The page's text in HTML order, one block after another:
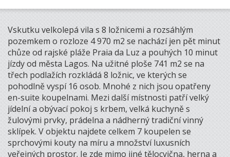
Vskutku velkolepá vila s 8 ložnicemi a rozsáhlým
pozemkem o rozloze 4 970 m2 se nachází jen pět minut
chůze od rajské pláže Praia da Luz a pouhých 10 minut
jízdy od města Lagos. Na užitné ploše 741 m2 se na
třech podlažích rozkládá 8 ložnic, ve kterých se
pohodlně vyspí 16 osob. Mnohé z nich jsou opatřeny
en-suite koupelnami. Mezi další místnosti patří velký
jídelní a obývací pokoj s krbem, velká kuchyně s
žulovými prvky, prádelna a nádherný tradiční vinný
sklípek. V objektu najdete celkem 7 koupelen se
sprchovými kouty na míru a množství luxusních
veřejných prostor. Je zde mimo jiné tělocvična, herna a